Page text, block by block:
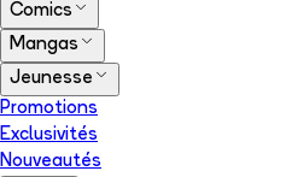
Comics
Mangas
Jeunesse
Promotions
Exclusivités
Nouveautés